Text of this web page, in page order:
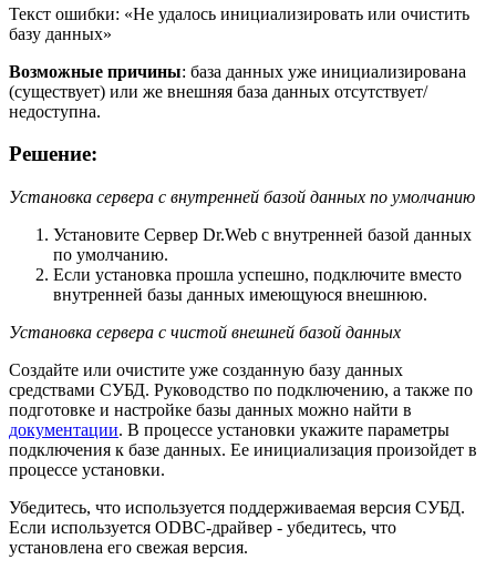
Текст ошибки: «Не удалось инициализировать или очистить
базу данных»
Возможные причины: база данных уже инициализирована
(существует) или же внешняя база данных отсутствует/
недоступна.
Решение:
Установка сервера с внутренней базой данных по умолчанию
Установите Сервер Dr.Web с внутренней базой данных
по умолчанию.
Если установка прошла успешно, подключите вместо
внутренней базы данных имеющуюся внешнюю.
Установка сервера с чистой внешней базой данных
Создайте или очистите уже созданную базу данных
средствами СУБД. Руководство по подключению, а также по
подготовке и настройке базы данных можно найти в
документации. В процессе установки укажите параметры
подключения к базе данных. Ее инициализация произойдет в
процессе установки.
Убедитесь, что используется поддерживаемая версия СУБД.
Если используется ODBC-драйвер - убедитесь, что
установлена его свежая версия.